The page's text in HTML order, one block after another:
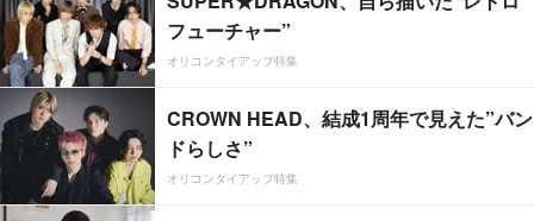
フューチャー”
オリコンタイアップ特集
CROWN HEAD、結成1周年で見えた”バン
ドらしさ”
オリコンタイアップ特集